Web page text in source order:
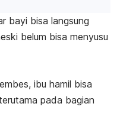
bayi bisa langsung
belum bisa menyusu
ibu hamil bisa
pada bagian